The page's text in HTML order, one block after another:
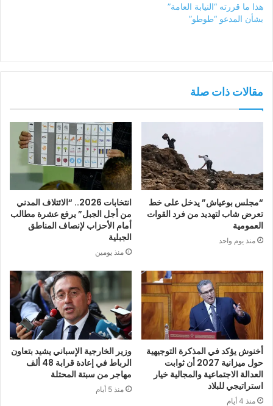
هذا ما قررته “النيابة العامة”
بشأن المدعو “طوطو”
مقالات ذات صلة
“مجلس بوعياش” يدخل على خط
تعرض شاب لتهديد من فرد القوات
العمومية
منذ يوم واحد
انتخابات 2026.. “الائتلاف المدني
من أجل الجبل” يرفع عشرة مطالب
أمام الأحزاب لإنصاف المناطق
الجبلية
منذ يومين
أخنوش يؤكد في المذكرة التوجيهية
حول ميزانية 2027 أن ثوابت
العدالة الاجتماعية والمجالية خيار
استراتيجي للبلاد
منذ 4 أيام
وزير الخارجية الإسباني يشيد بتعاون
الرباط في إعادة قرابة 48 ألف
مهاجر من سبتة المحتلة
منذ 5 أيام